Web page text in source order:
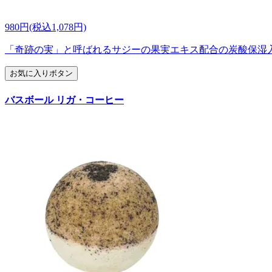
980円(税込1,078円)
「奇跡の実」と呼ばれるサジーの果実エキス配合の炭酸保湿
お気に入りボタン
バスボール リガ・コーヒー